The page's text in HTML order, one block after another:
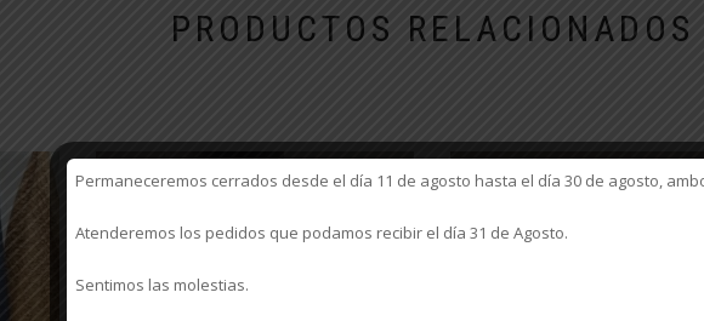
PRODUCTOS RELACIONADOS
Permaneceremos cerrados desde el día 11 de agosto hasta el día 30 de agosto,
Atenderemos los pedidos que podamos recibir el día 31 de Agosto.
Sentimos las molestias.